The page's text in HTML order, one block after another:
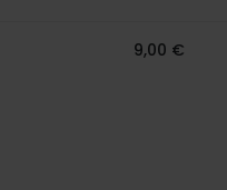
9,00 €